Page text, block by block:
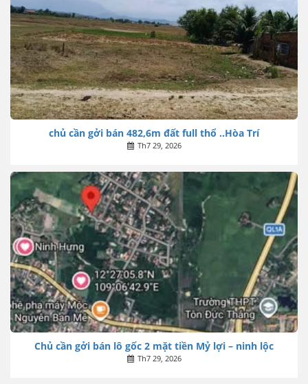
chủ cần gởi bán 482,6m đất full thổ ..Hòa Trí
Th7 29, 2026
Chủ cần gởi bán lô gốc 2 mặt tiền Mỷ lợi – ninh lộc
Th7 29, 2026